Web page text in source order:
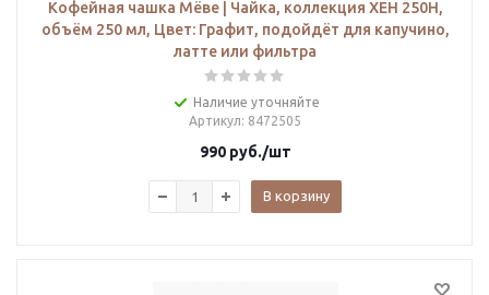
Кофейная чашка Мёве | Чайка, коллекция ХЕН 250H,
объём 250 мл, Цвет: Графит, подойдёт для капучино,
латте или фильтра
Наличие уточняйте
Артикул: 8472505
990руб./шт
В корзину